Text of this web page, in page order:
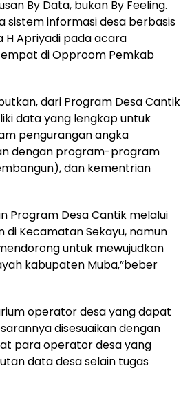
By Data, bukan By Feeling.
sistem informasi desa berbasis
H Apriyadi pada acara
di Opproom Pemkab
dari Program Desa Cantik
data yang lengkap untuk
pengurangan angka
dengan program-program
dan kementrian
Program Desa Cantik melalui
Kecamatan Sekayu, namun
untuk mewujudkan
kabupaten Muba,”beber
operator desa yang dapat
disesuaikan dengan
para operator desa yang
data desa selain tugas